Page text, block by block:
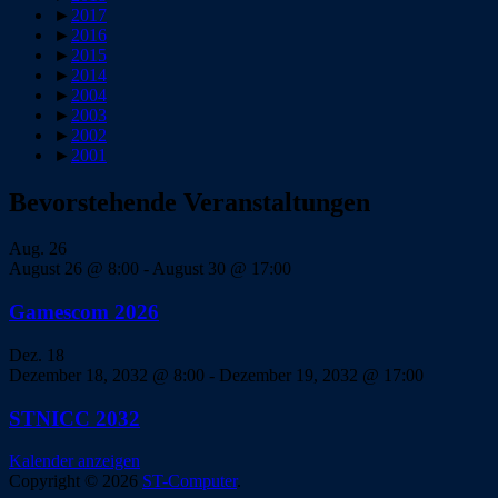
► 2017
► 2016
► 2015
► 2014
► 2004
► 2003
► 2002
► 2001
Bevorstehende Veranstaltungen
Aug. 26
August 26 @ 8:00 -August 30 @ 17:00
Gamescom 2026
Dez. 18
Dezember 18, 2032 @ 8:00 - Dezember 19, 2032 @ 17:00
STNICC 2032
Kalender anzeigen
Copyright © 2026 ST-Computer.